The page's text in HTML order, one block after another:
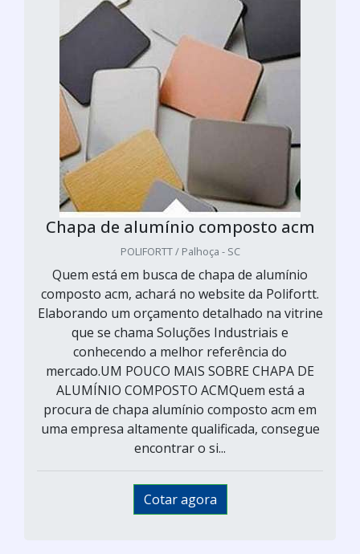
Chapa de alumínio composto acm
POLIFORTT / Palhoça - SC
Quem está em busca de chapa de alumínio
composto acm, achará no website da Polifortt.
Elaborando um orçamento detalhado na vitrine
que se chama Soluções Industriais e
conhecendo a melhor referência do
mercado.UM POUCO MAIS SOBRE CHAPA DE
ALUMÍNIO COMPOSTO ACMQuem está a
procura de chapa alumínio composto acm em
uma empresa altamente qualificada, consegue
encontrar o si...
Cotar agora